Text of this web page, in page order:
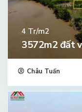
4 Tr/m2
3572m2 đất
Châu Tuấn